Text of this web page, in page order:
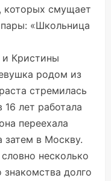
которых смущает
«Школьница
Кристины
родом из
стремилась
лет работала
переехала
затем в Москву.
несколько
долго